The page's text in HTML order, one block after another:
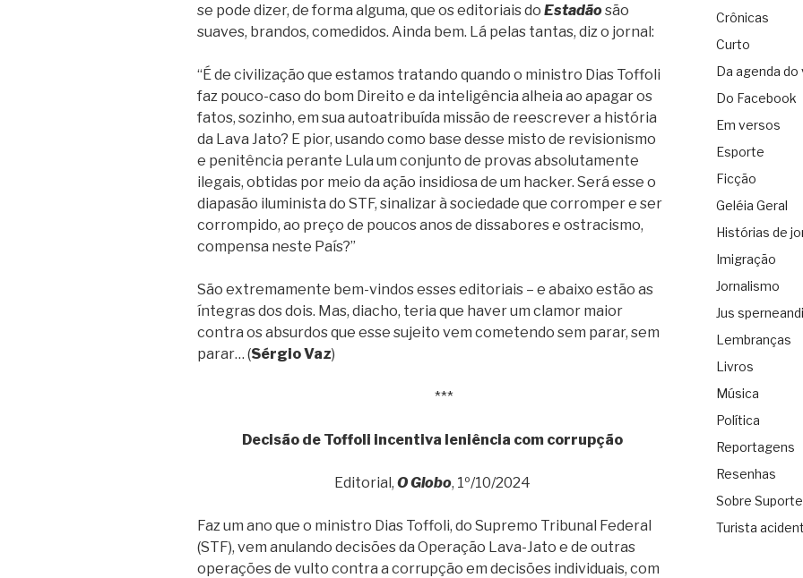
se pode dizer, de forma alguma, que os editoriais do Estadãosão
suaves, brandos, comedidos. Ainda bem. Lá pelas tantas, diz o jornal:
“É de civilização que estamos tratando quando o ministro Dias Toffoli
faz pouco-caso do bom Direito e da inteligência alheia ao apagar os
fatos, sozinho, em sua autoatribuída missão de reescrever a história
da Lava Jato? E pior, usando como base desse misto de revisionismo
e penitência perante Lula um conjunto de provas absolutamente
ilegais, obtidas por meio da ação insidiosa de um hacker. Será esse o
diapasão iluminista do STF, sinalizar à sociedade que corromper e ser
corrompido, ao preço de poucos anos de dissabores e ostracismo,
compensa neste País?”
São extremamente bem-vindos esses editoriais – e abaixo estão as
íntegras dos dois. Mas, diacho, teria que haver um clamor maior
contra os absurdos que esse sujeito vem cometendo sem parar, sem
parar… (Sérgio Vaz)
***
Decisão de Toffoli incentiva leniência com corrupção
Editorial, O Globo, 1º/10/2024
Faz um ano que o ministro Dias Toffoli, do Supremo Tribunal Federal
(STF), vem anulando decisões da Operação Lava-Jato e de outras
operações de vulto contra a corrupção em decisões individuais, com
Crônicas
Curto
Da agenda do
Do Facebook
Em versos
Esporte
Ficção
Geléia Geral
Histórias de
Imigração
Jornalismo
Jus sperneandi
Lembranças
Livros
Música
Política
Reportagens
Resenhas
Sobre
Turista